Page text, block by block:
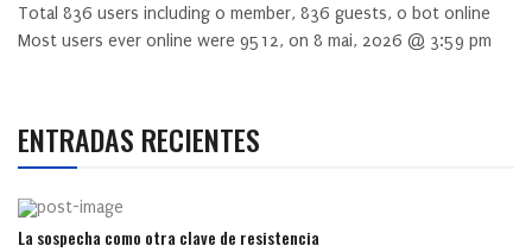
Total 836 users including 0 member, 836 guests, 0 bot online
Most users ever online were 9512, on 8 mai, 2026 @ 3:59 pm
ENTRADAS RECIENTES
La sospecha como otra clave de resistencia